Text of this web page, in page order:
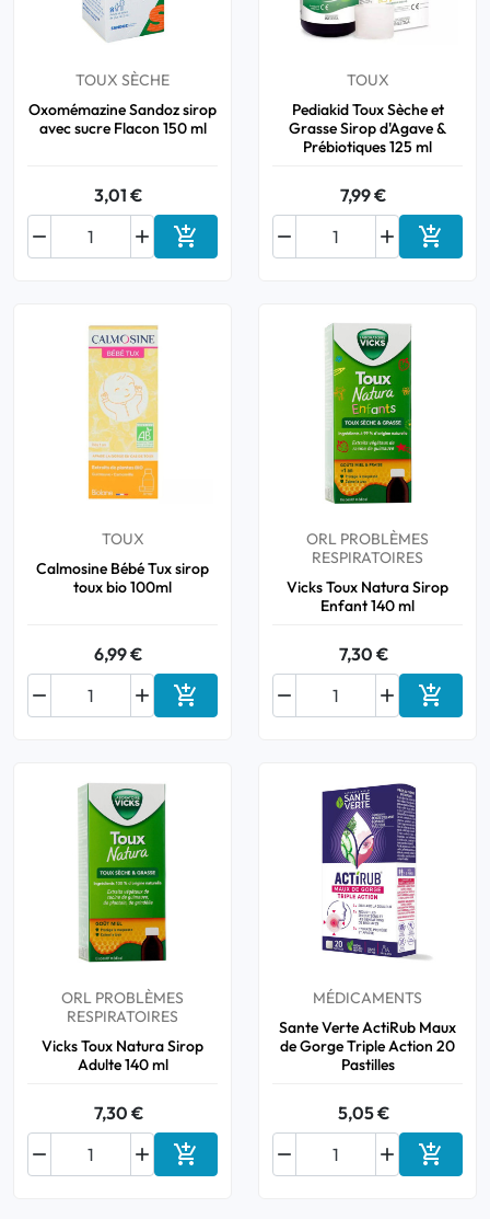
TOUX SÈCHE
Oxomémazine Sandoz sirop
avec sucre Flacon 150 ml
3,01 €

 Ajouter au panier
TOUX
Pediakid Toux Sèche et
Grasse Sirop d'Agave &
Prébiotiques 125 ml
7,99 €

 
TOUX
Calmosine Bébé Tux sirop
toux bio 100ml
6,99 €

 Ajouter au panier
ORL PROBLÈMES
RESPIRATOIRES
Vicks Toux Natura Sirop
Enfant 140 ml
7,30 €

 
ORL PROBLÈMES
RESPIRATOIRES
Vicks Toux Natura Sirop
Adulte 140 ml
7,30 €

 Ajouter au panier
MÉDICAMENTS
Sante Verte ActiRub Maux
de Gorge Triple Action 20
Pastilles
5,05 €

 